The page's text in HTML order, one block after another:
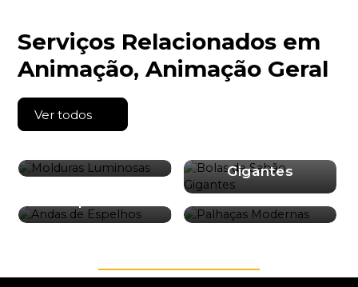
Serviços Relacionados em
Animação, Animação Geral
Ver todos
Gigantes
Palhaças